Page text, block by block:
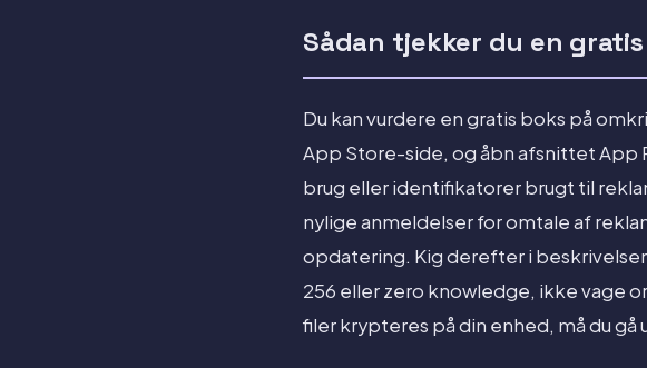
Sådan tjekker du en
Du kan vurdere en gratis boks på
App Store-side, og åbn afsnittet App
brug eller identifikatorer brugt til
nylige anmeldelser for omtale af
opdatering. Kig derefter i
256 eller zero knowledge, ikke vage
filer krypteres på din enhed, må du gå